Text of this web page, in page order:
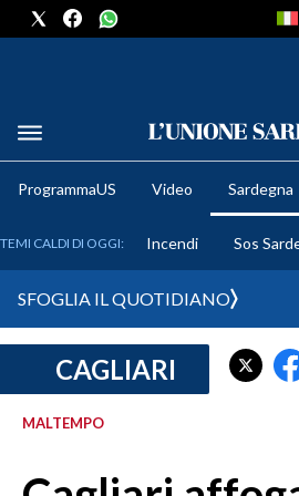
METEO
CRONACA SARDEGNA
ProgrammaUS Video Sardegna
TEMI CALDI DI OGGI: Incendi Sos
SFOGLIA IL QUOTIDIANO
CAGLIARI
MALTEMPO